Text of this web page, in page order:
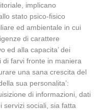
implicano
stato psico-fisico
ed ambientale in cui
di carattere
ed alla capacita’ dei
farvi fronte in maniera
una sana crescita del
sua personalita’:
di informazioni, dati
servizi sociali, sia fatta